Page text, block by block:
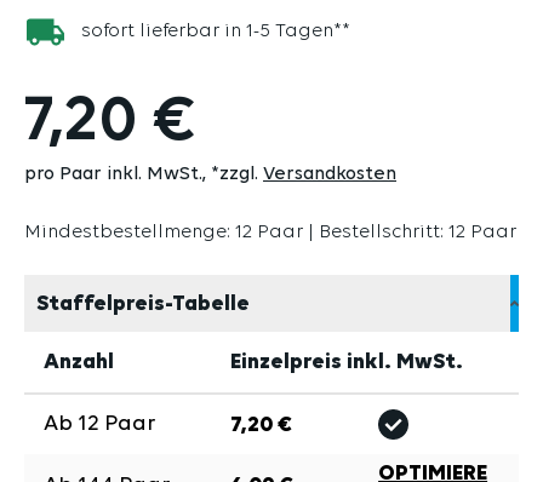
sofort lieferbar in 1-5 Tagen**
7,20 €
pro Paar inkl. MwSt. *zzgl. Versandkosten
Mindestbestellmenge: 12 Paar | Bestellschritt: 12 Paar
Staffelpreis-Tabelle
Anzahl Einzelpreis inkl. MwSt.
Ab 12 Paar 7,20 €
OPTIMIERE